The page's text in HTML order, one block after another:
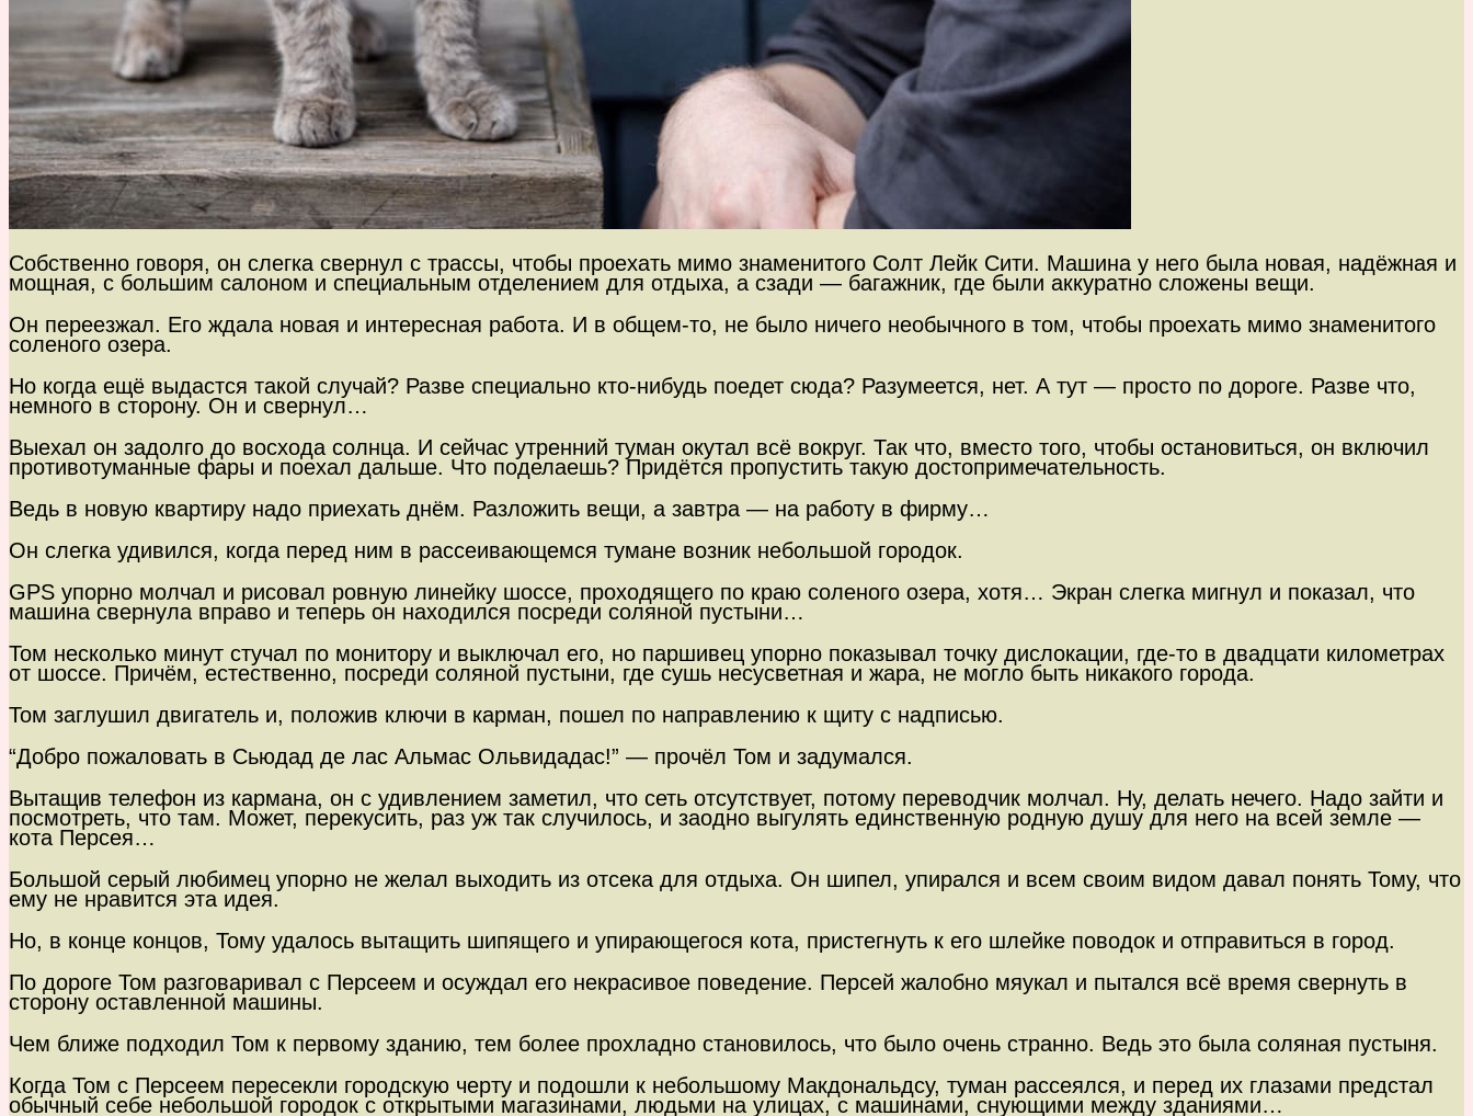
Собственно говоря, он слегка свернул с трассы, чтобы проехать мимо знаменитого Солт Лейк Сити. Машина у него была новая, надёжная и
мощная, с большим салоном и специальным отделением для отдыха, а сзади — багажник, где были аккуратно сложены вещи.
Он переезжал. Его ждала новая и интересная работа. И в общем-то, не было ничего необычного в том, чтобы проехать мимо знаменитого
соленого озера.
Но когда ещё выдастся такой случай? Разве специально кто-нибудь поедет сюда? Разумеется, нет. А тут — просто по дороге. Разве что,
немного в сторону. Он и свернул…
Выехал он задолго до восхода солнца. И сейчас утренний туман окутал всё вокруг. Так что, вместо того, чтобы остановиться, он включил
противотуманные фары и поехал дальше. Что поделаешь? Придётся пропустить такую достопримечательность.
Ведь в новую квартиру надо приехать днём. Разложить вещи, а завтра — на работу в фирму…
Он слегка удивился, когда перед ним в рассеивающемся тумане возник небольшой городок.
GPS упорно молчал и рисовал ровную линейку шоссе, проходящего по краю соленого озера, хотя… Экран слегка мигнул и показал, что
машина свернула вправо и теперь он находился посреди соляной пустыни…
Том несколько минут стучал по монитору и выключал его, но паршивец упорно показывал точку дислокации, где-то в двадцати километрах
от шоссе. Причём, естественно, посреди соляной пустыни, где сушь несусветная и жара, не могло быть никакого города.
Том заглушил двигатель и, положив ключи в карман, пошел по направлению к щиту с надписью.
“Добро пожаловать в Сьюдад де лас Альмас Ольвидадас!” — прочёл Том и задумался.
Вытащив телефон из кармана, он с удивлением заметил, что сеть отсутствует, потому переводчик молчал. Ну, делать нечего. Надо зайти и
посмотреть, что там. Может, перекусить, раз уж так случилось, и заодно выгулять единственную родную душу для него на всей земле —
кота Персея…
Большой серый любимец упорно не желал выходить из отсека для отдыха. Он шипел, упирался и всем своим видом давал понять Тому, что
ему не нравится эта идея.
Но, в конце концов, Тому удалось вытащить шипящего и упирающегося кота, пристегнуть к его шлейке поводок и отправиться в город.
По дороге Том разговаривал с Персеем и осуждал его некрасивое поведение. Персей жалобно мяукал и пытался всё время свернуть в
сторону оставленной машины.
Чем ближе подходил Том к первому зданию, тем более прохладно становилось, что было очень странно. Ведь это была соляная пустыня.
Когда Том с Персеем пересекли городскую черту и подошли к небольшому Макдональдсу, туман рассеялся, и перед их глазами предстал
обычный себе небольшой городок с открытыми магазинами, людьми на улицах, с машинами, снующими между зданиями…